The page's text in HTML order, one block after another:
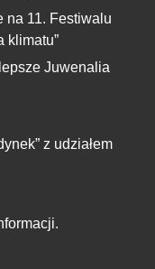
na 11. Festiwalu
klimatu”
Juwenalia
z udziałem